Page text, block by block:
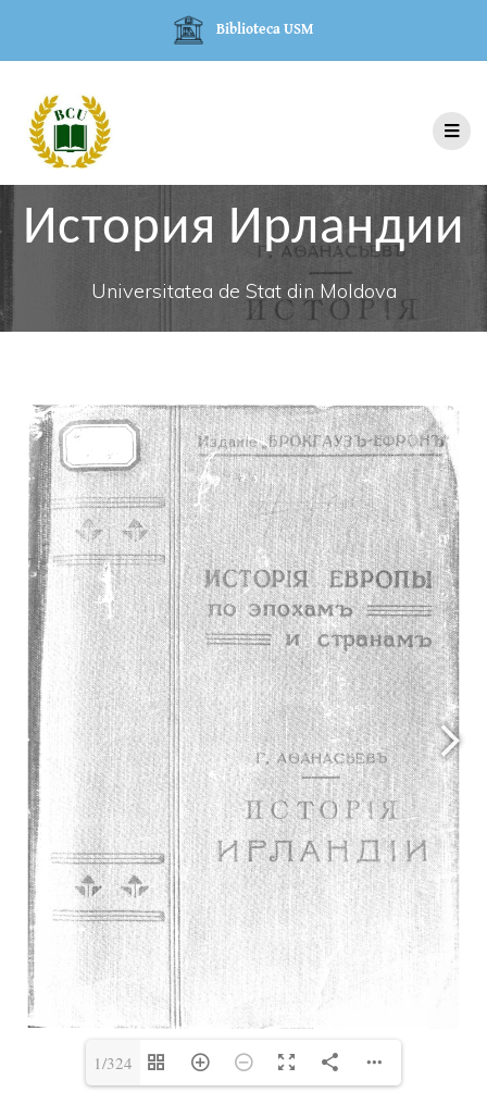
Biblioteca USM
История Ирландии
Universitatea de Stat din Moldova
1/324